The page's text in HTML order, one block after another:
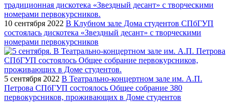
10 сентября 2022 В Клубном зале Дома студентов СПбГУП
состоялась дискотека «Звездный десант» с творческими
номерами первокурсников
5 сентября 2022 В Театрально-концертном зале им. А.П.
Петрова СПбГУП состоялось Общее собрание 380
первокурсников, проживающих в Доме студентов